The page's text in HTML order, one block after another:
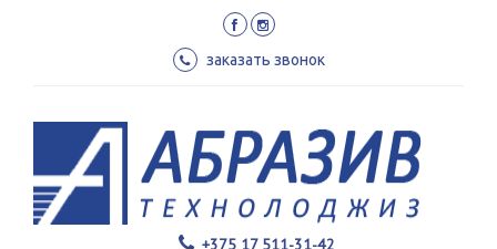
заказать звонок
+375 17 511-31-42